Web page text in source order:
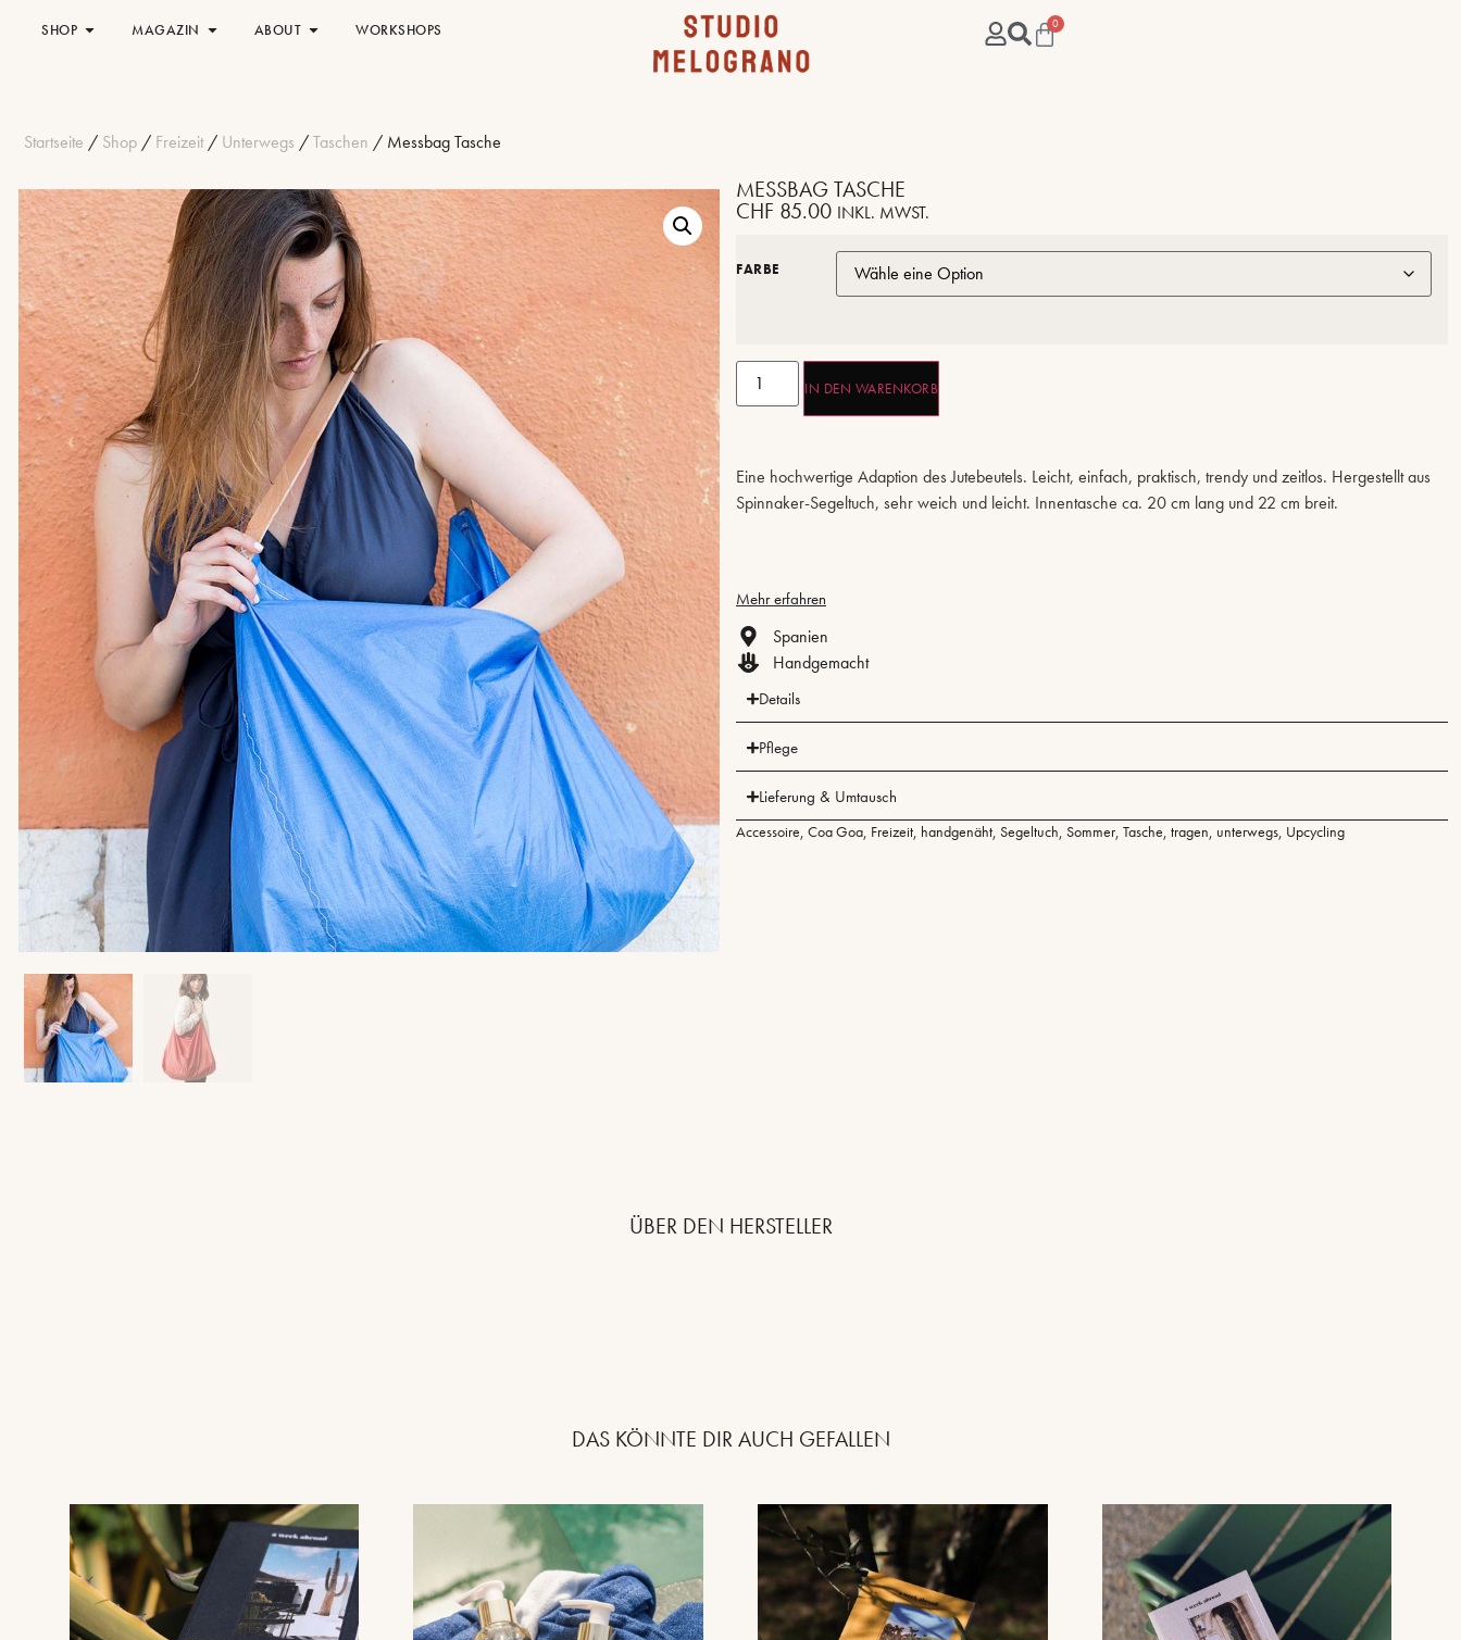
SHOP MAGAZIN ABOUT WORKSHOPS 0
Startseite / Shop / Freizeit/ Unterwegs /Taschen / Messbag Tasche
MESSBAG TASCHE
CHF 85.00 INKL. MWST.
FARBE
IN DEN WARENKORB
Eine hochwertige Adaption des Jutebeutels. Leicht, einfach, praktisch, trendy und zeitlos. Hergestellt aus
Spinnaker-Segeltuch, sehr weich und leicht. Innentasche ca. 20 cm lang und 22 cm breit.
Mehr erfahren
Spanien
Handgemacht
Details
Pflege
Lieferung & Umtausch
Accessoire Coa Goa Freizeit handgenäht Segeltuch Sommer Tasche tragen unterwegs Upcycling
ÜBER DEN HERSTELLER
DAS KÖNNTE DIR AUCH GEFALLEN